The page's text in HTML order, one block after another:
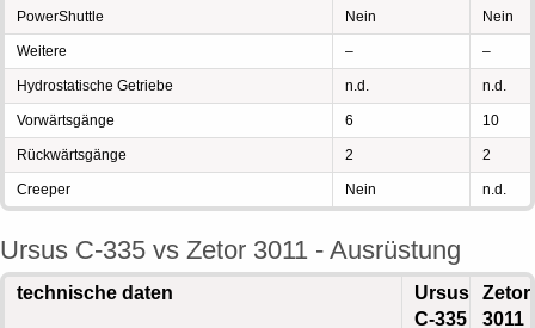
PowerShuttle Nein Nein
Weitere – –
Hydrostatische Getriebe n.d. n.d.
Vorwärtsgänge 6 10
Rückwärtsgänge 2 2
Creeper Nein n.d.
Ursus C-335 vs Zetor 3011 - Ausrüstung
technische daten
Ursus
C-335
Zetor
3011